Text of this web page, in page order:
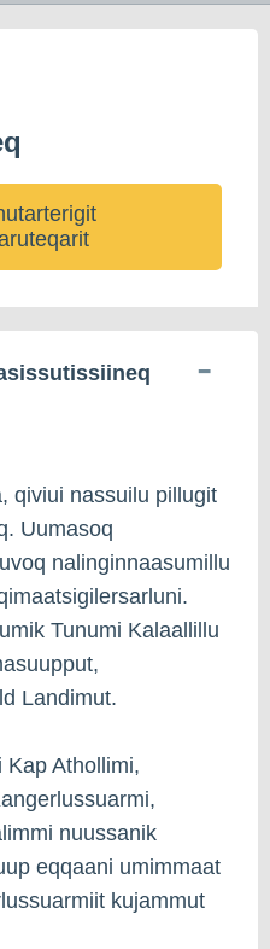
qiviui nassuilu pillugit
Uumasoq
nalinginnaasumillu
Tunumi Kalaallillu
Landimut.
Kap Athollimi,
nuussanik
eqqaani umimmaat
kujammut